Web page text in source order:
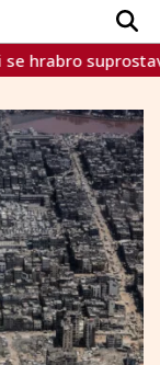
suprostavio